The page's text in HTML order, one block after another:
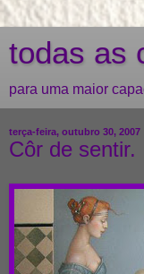
todas as
para uma maior
terça-feira, outubro 30, 2007
Côr de sentir.